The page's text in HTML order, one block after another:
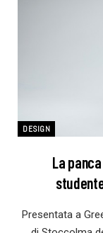
DESIGN
La
Presentata a